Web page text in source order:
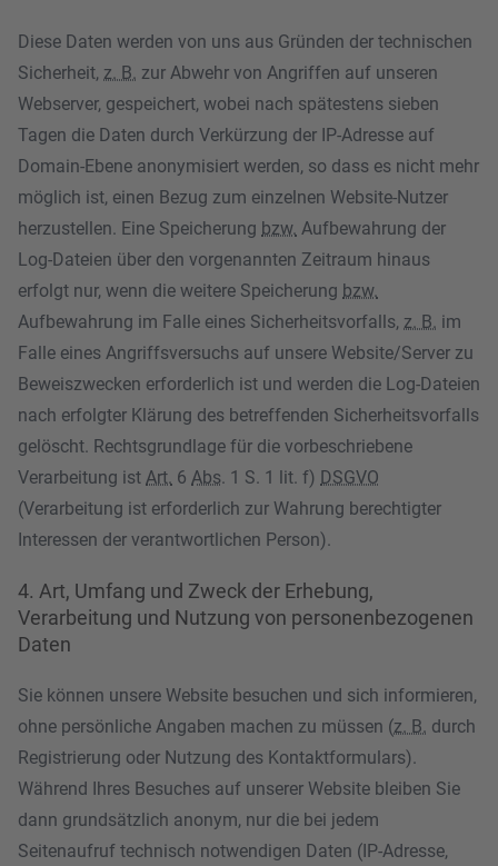
Diese Daten werden von uns aus Gründen der technischen
Sicherheit, z. B. zur Abwehr von Angriffen auf unseren
Webserver, gespeichert, wobei nach spätestens sieben
Tagen die Daten durch Verkürzung der IP-Adresse auf
Domain-Ebene anonymisiert werden, so dass es nicht mehr
möglich ist, einen Bezug zum einzelnen Website-Nutzer
herzustellen. Eine Speicherung bzw. Aufbewahrung der
Log-Dateien über den vorgenannten Zeitraum hinaus
erfolgt nur, wenn die weitere Speicherung bzw.
Aufbewahrung im Falle eines Sicherheitsvorfalls, z. B. im
Falle eines Angriffsversuchs auf unsere Website/Server zu
Beweiszwecken erforderlich ist und werden die Log-Dateien
nach erfolgter Klärung des betreffenden Sicherheitsvorfalls
gelöscht. Rechtsgrundlage für die vorbeschriebene
Verarbeitung ist Art. 6 Abs. 1 S. 1 lit. f) DSGVO
(Verarbeitung ist erforderlich zur Wahrung berechtigter
Interessen der verantwortlichen Person).
4. Art, Umfang und Zweck der Erhebung,
Verarbeitung und Nutzung von personenbezogenen
Daten
Sie können unsere Website besuchen und sich informieren,
ohne persönliche Angaben machen zu müssen (z. B. durch
Registrierung oder Nutzung des Kontaktformulars).
Während Ihres Besuches auf unserer Website bleiben Sie
dann grundsätzlich anonym, nur die bei jedem
Seitenaufruf technisch notwendigen Daten (IP-Adresse,